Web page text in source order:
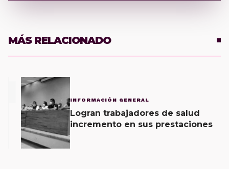
MÁS RELACIONADO
INFORMACIÓN GENERAL
Logran trabajadores de salud
incremento en sus prestaciones